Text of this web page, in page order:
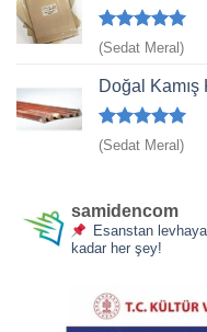
5 üzerinden
5
(Sedat Meral)
Doğal
5 üzerinden
5
(Sedat Meral)
samidencom
Esanstan
kadar her şey!